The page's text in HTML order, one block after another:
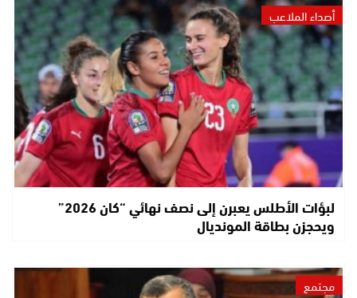
أصداء الملاعب
لبؤات الأطلس يعبرن إلى نصف نهائي “كان 2026”
ويحجزن بطاقة المونديال
مجتمع